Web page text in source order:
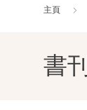
主頁
書刊